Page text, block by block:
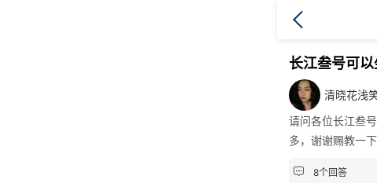
长江叁号可
清晓花浅
请问各位长江叁
多，谢谢赐教一
 8个回答